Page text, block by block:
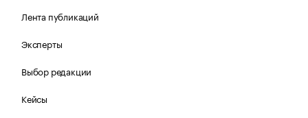
Лента публикаций
Эксперты
Выбор редакции
Кейсы